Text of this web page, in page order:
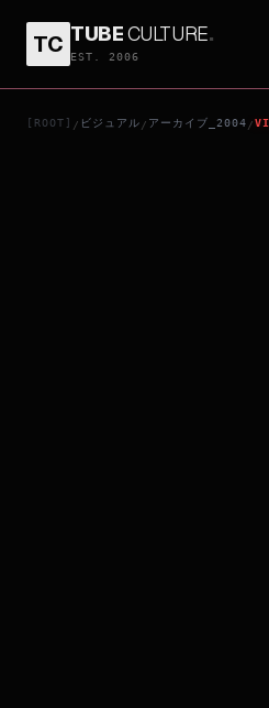
TC TUBECULTURE.
EST. 2006
[ROOT] / ビジュアル / アーカイブ_2004 /
聖闘士星矢 天界編 序奏